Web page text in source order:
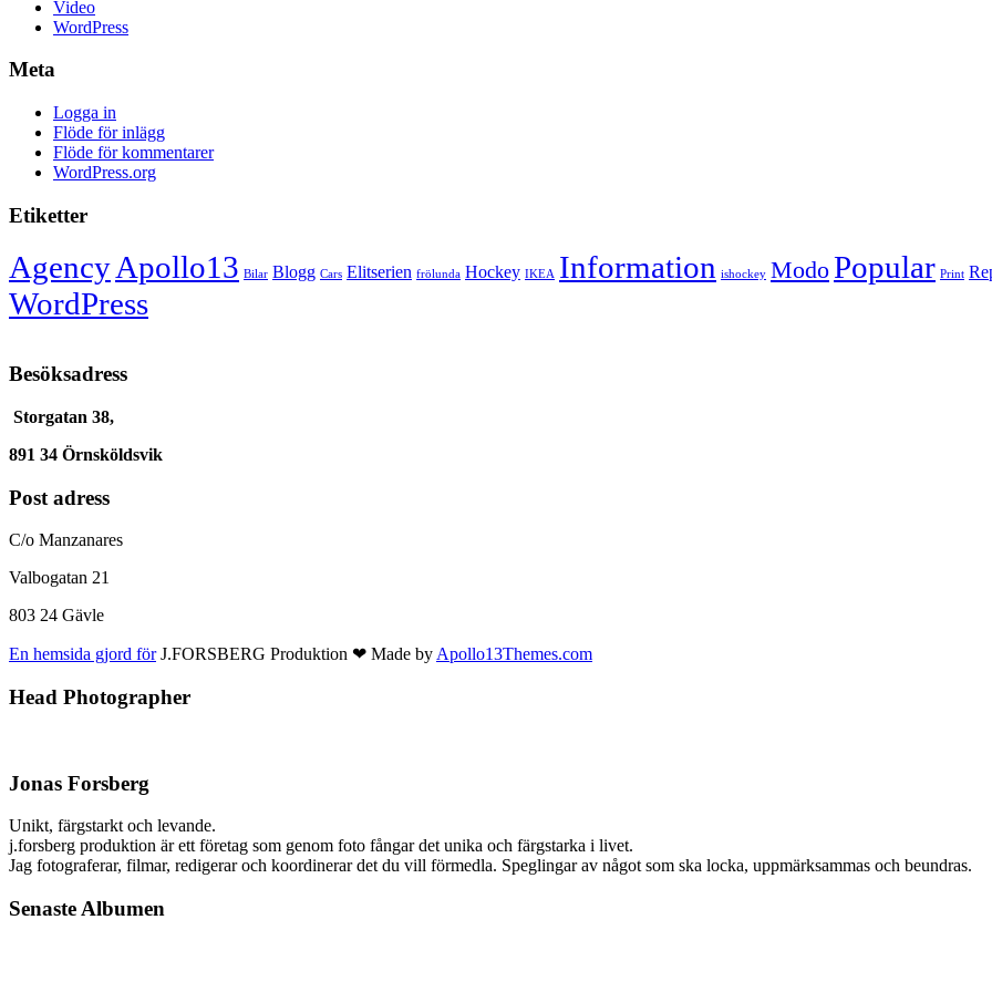
Video
WordPress
Meta
Logga in
Flöde för inlägg
Flöde för kommentarer
WordPress.org
Etiketter
AgencyApollo13 Bilar Blogg Cars Elitserien frölunda Hockey IKEA Information ishockey ModoPopular Print
WordPress
Besöksadress
Storgatan 38,
891 34 Örnsköldsvik
Post adress
C/o Manzanares
Valbogatan 21
803 24 Gävle
En hemsida gjord förJ.FORSBERG Produktion ❤ Made by Apollo13Themes.com
Head Photographer
Jonas Forsberg
Unikt, färgstarkt och levande.
j.forsberg produktion är ett företag som genom foto fångar det unika och färgstarka i livet.
Jag fotograferar, filmar, redigerar och koordinerar det du vill förmedla. Speglingar av något som ska locka, uppmärksammas och beundras.
Senaste Albumen